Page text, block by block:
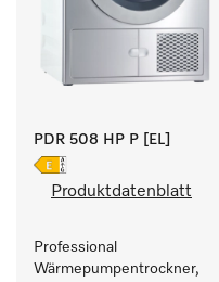
PDR 508 HP P [EL]
Produktdatenblatt
Professional
Wärmepumpentrockner,